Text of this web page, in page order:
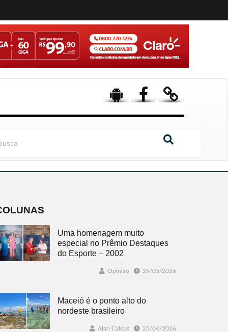
Uma homenagem muito
especial no Prêmio Destaques
do Esporte – 2002
Opinião 29/05/2026
Maceió é o ponto alto do
nordeste brasileiro
Alan Caldas 23/04/2026